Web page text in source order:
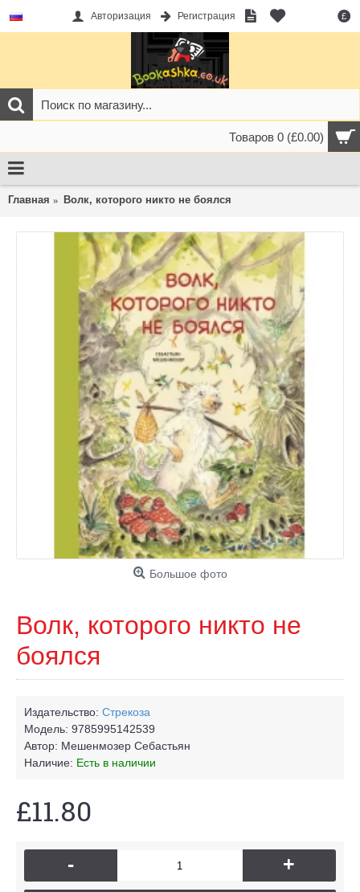
£
Авторизация Регистрация
Товаров 0 (£0.00)
Главная Волк, которого никто не боялся
Большое фото
Волк, которого никто не
боялся
Издательство: Стрекоза
Модель: 9785995142539
Автор: Мешенмозер Себастьян
Наличие: Есть в наличии
£11.80
- +